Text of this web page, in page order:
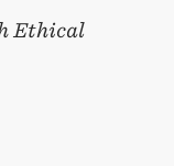
Ethical